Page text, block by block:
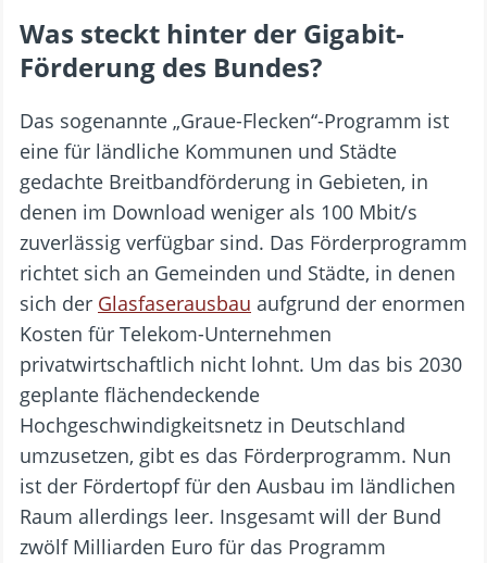
Was steckt hinter der Gigabit-
Förderung des Bundes?
Das sogenannte „Graue-Flecken“-Programm ist
eine für ländliche Kommunen und Städte
gedachte Breitbandförderung in Gebieten, in
denen im Download weniger als 100 Mbit/s
zuverlässig verfügbar sind. Das Förderprogramm
richtet sich an Gemeinden und Städte, in denen
sich der Glasfaserausbau aufgrund der enormen
Kosten für Telekom-Unternehmen
privatwirtschaftlich nicht lohnt. Um das bis 2030
geplante flächendeckende
Hochgeschwindigkeitsnetz in Deutschland
umzusetzen, gibt es das Förderprogramm. Nun
ist der Fördertopf für den Ausbau im ländlichen
Raum allerdings leer. Insgesamt will der Bund
zwölf Milliarden Euro für das Programm